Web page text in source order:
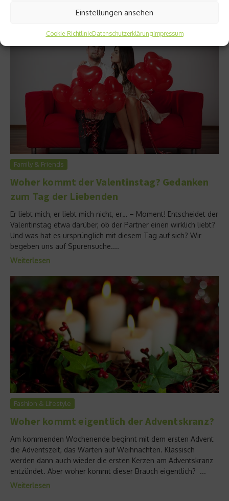
Einstellungen ansehen
Cookie-RichtlinieDatenschutzerklärungImpressum
Family & Friends
Woher kommt der Valentinstag? Gedanken
zum Tag der Liebenden
Er liebt mich, er liebt mich nicht, er… – Moment! Entscheidet der
Valentinstag etwa darüber, ob der Partner einen wirklich liebt?
Und was hat es ursprünglich mit diesem Tag auf sich? Wir
begeben uns auf Spurensuche....
Weiterlesen
Fashion & Lifestyle
Woher kommt eigentlich der Adventskranz?
Am kommenden Wochenende beginnt mit dem ersten Advent
die Adventszeit, das Warten auf Weihnachten. Klassisch
werden dann auch wieder die ersten Kerzen am Adventskranz
entzündet. Aber woher kommt dieser Brauch eigentlich? ...
Weiterlesen